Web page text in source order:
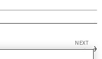
NEXT
→